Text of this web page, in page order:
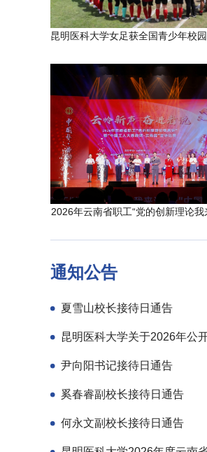
2026年云南省职工“党的创新理论我
通知公告
夏雪山校长接待日通告
尹向阳书记接待日通告
奚春睿副校长接待日通告
何永文副校长接待日通告